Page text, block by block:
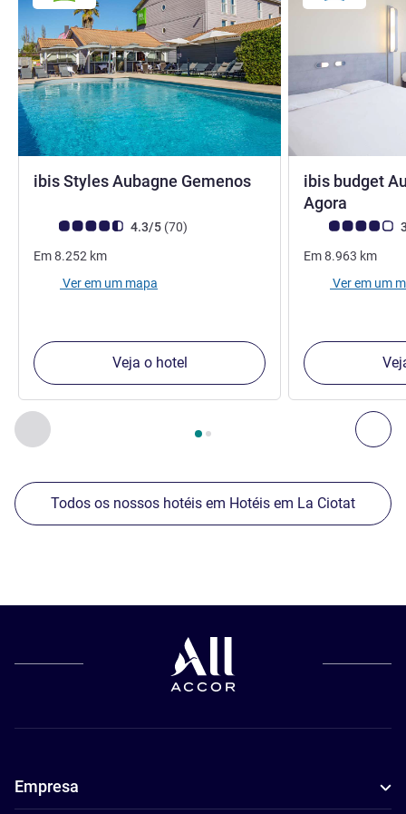
Anterior - Os nossos outros estabelecimentos nas
Página , Os nossos outros estabelecimentos nas
ibis Styles Aubagne Gemenos3 estrelas
Nota clientes Avis (Classificação ALL)
4.3/5 (70comentários
)
Em8.252 km
Ver em um mapa
Veja o hotel
ibis budget
Agora
Nota clientes
Em8.963 km
Ver em um
Todos os nossos hotéis em Hotéis em La Ciotat
Empresa